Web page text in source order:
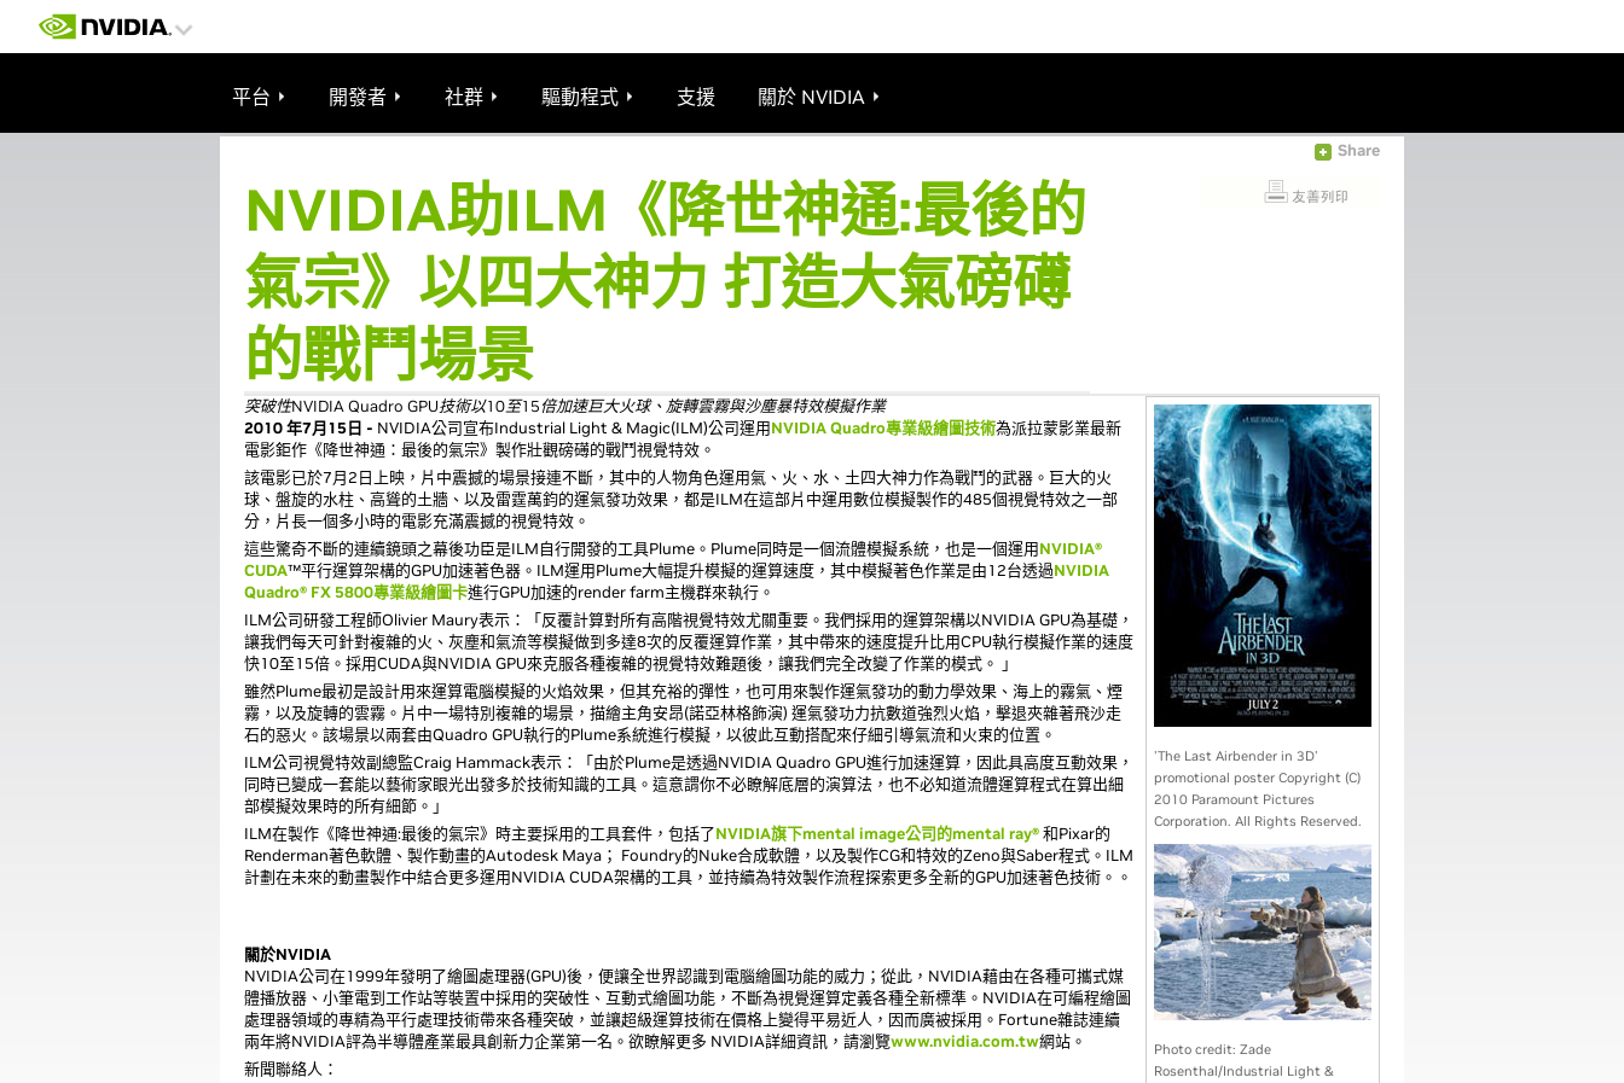
平台 開發者 社群 驅動程式 支援 關於 NVIDIA
Share
NVIDIA助ILM《降世神通:最後的
氣宗》以四大神力 打造大氣磅礡
的戰鬥場景
突破性NVIDIA Quadro GPU技術以10至15倍加速巨大火球、旋轉雲霧與沙塵暴特效模擬作業
'The Last Airbender in 3D'
promotional poster Copyright (C)
2010 Paramount Pictures
Corporation. All Rights Reserved.
Photo credit: Zade
Rosenthal/Industrial Light &
2010 年7月15日 - NVIDIA公司宣布Industrial Light & Magic(ILM)公司運用NVIDIA Quadro專業級繪圖技術為派拉蒙影業最新
電影鉅作《降世神通：最後的氣宗》製作壯觀磅礡的戰鬥視覺特效。
該電影已於7月2日上映，片中震撼的場景接連不斷，其中的人物角色運用氣、火、水、土四大神力作為戰鬥的武器。巨大的火
球、盤旋的水柱、高聳的土牆、以及雷霆萬鈞的運氣發功效果，都是ILM在這部片中運用數位模擬製作的485個視覺特效之一部
分，片長一個多小時的電影充滿震撼的視覺特效。
這些驚奇不斷的連續鏡頭之幕後功臣是ILM自行開發的工具Plume。Plume同時是一個流體模擬系統，也是一個運用NVIDIA®
CUDA™平行運算架構的GPU加速著色器。ILM運用Plume大幅提升模擬的運算速度，其中模擬著色作業是由12台透過NVIDIA
Quadro® FX 5800專業級繪圖卡進行GPU加速的render farm主機群來執行。
ILM公司研發工程師Olivier Maury表示：「反覆計算對所有高階視覺特效尤關重要。我們採用的運算架構以NVIDIA GPU為基礎，
讓我們每天可針對複雜的火、灰塵和氣流等模擬做到多達8次的反覆運算作業，其中帶來的速度提升比用CPU執行模擬作業的速度
快10至15倍。採用CUDA與NVIDIA GPU來克服各種複雜的視覺特效難題後，讓我們完全改變了作業的模式。 」
雖然Plume最初是設計用來運算電腦模擬的火焰效果，但其充裕的彈性，也可用來製作運氣發功的動力學效果、海上的霧氣、煙
霧，以及旋轉的雲霧。片中一場特別複雜的場景，描繪主角安昂(諾亞林格飾演) 運氣發功力抗數道強烈火焰，擊退夾雜著飛沙走
石的惡火。該場景以兩套由Quadro GPU執行的Plume系統進行模擬，以彼此互動搭配來仔細引導氣流和火束的位置。
ILM公司視覺特效副總監Craig Hammack表示：「由於Plume是透過NVIDIA Quadro GPU進行加速運算，因此具高度互動效果，
同時已變成一套能以藝術家眼光出發多於技術知識的工具。這意謂你不必瞭解底層的演算法，也不必知道流體運算程式在算出細
部模擬效果時的所有細節。」
ILM在製作《降世神通:最後的氣宗》時主要採用的工具套件，包括了NVIDIA旗下mental image公司的mental ray®和Pixar的
Renderman著色軟體、製作動畫的Autodesk Maya； Foundry的Nuke合成軟體，以及製作CG和特效的Zeno與Saber程式。ILM
計劃在未來的動畫製作中結合更多運用NVIDIA CUDA架構的工具，並持續為特效製作流程探索更多全新的GPU加速著色技術。。
關於NVIDIA
NVIDIA公司在1999年發明了繪圖處理器(GPU)後，便讓全世界認識到電腦繪圖功能的威力；從此，NVIDIA藉由在各種可攜式媒
體播放器、小筆電到工作站等裝置中採用的突破性、互動式繪圖功能，不斷為視覺運算定義各種全新標準。NVIDIA在可編程繪圖
處理器領域的專精為平行處理技術帶來各種突破，並讓超級運算技術在價格上變得平易近人，因而廣被採用。Fortune雜誌連續
兩年將NVIDIA評為半導體產業最具創新力企業第一名。欲瞭解更多 NVIDIA詳細資訊，請瀏覽www.nvidia.com.tw網站。
新聞聯絡人：